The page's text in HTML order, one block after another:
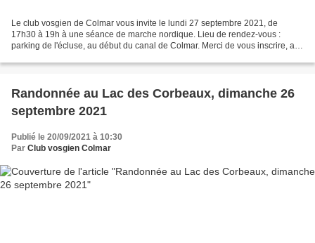
Le club vosgien de Colmar vous invite le lundi 27 septembre 2021, de
17h30 à 19h à une séance de marche nordique. Lieu de rendez-vous :
parking de l'écluse, au début du canal de Colmar. Merci de vous inscrire, au
Randonnée au Lac des Corbeaux, dimanche 26
septembre 2021
Publié le 20/09/2021 à 10:30
Par Club vosgien Colmar